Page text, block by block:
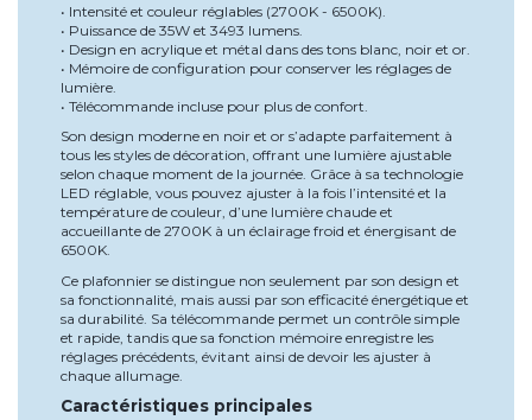
• Intensité et couleur réglables (2700K - 6500K).
• Puissance de 35W et 3493 lumens.
• Design en acrylique et métal dans des tons blanc, noir et or.
• Mémoire de configuration pour conserver les réglages de
lumière.
• Télécommande incluse pour plus de confort.
Son design moderne en noir et or s’adapte parfaitement à
tous les styles de décoration, offrant une lumière ajustable
selon chaque moment de la journée. Grâce à sa technologie
LED réglable, vous pouvez ajuster à la fois l’intensité et la
température de couleur, d’une lumière chaude et
accueillante de 2700K à un éclairage froid et énergisant de
6500K.
Ce plafonnier se distingue non seulement par son design et
sa fonctionnalité, mais aussi par son efficacité énergétique et
sa durabilité. Sa télécommande permet un contrôle simple
et rapide, tandis que sa fonction mémoire enregistre les
réglages précédents, évitant ainsi de devoir les ajuster à
chaque allumage.
Caractéristiques principales